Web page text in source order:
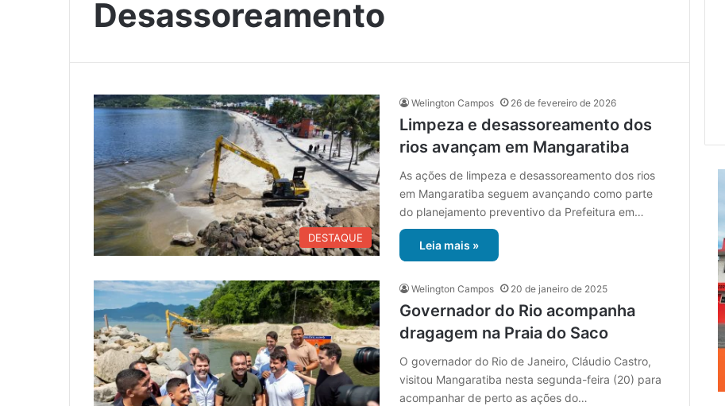
Desassoreamento
DESTAQUE
Welington Campos 26 de fevereiro de 2026
Limpeza e desassoreamento dos
rios avançam em Mangaratiba
As ações de limpeza e desassoreamento dos rios
em Mangaratiba seguem avançando como parte
do planejamento preventivo da Prefeitura em…
Leia mais »
Welington Campos 20 de janeiro de 2025
Governador do Rio acompanha
dragagem na Praia do Saco
O governador do Rio de Janeiro, Cláudio Castro,
visitou Mangaratiba nesta segunda-feira (20) para
acompanhar de perto as ações do…